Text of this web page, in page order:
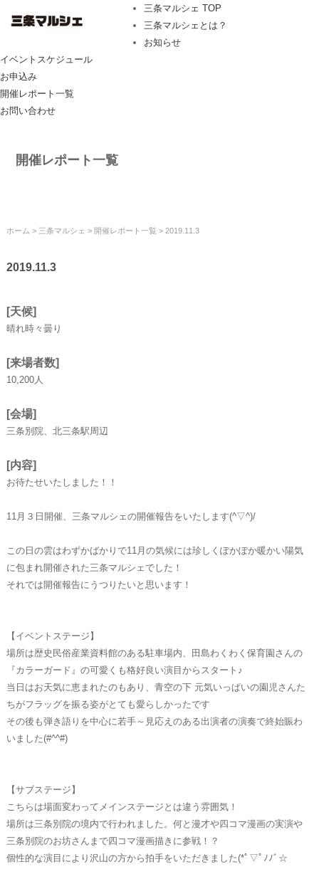
三条マルシェ TOP
三条マルシェとは？
お知らせ
イベントスケジュール
お申込み
開催レポート一覧
お問い合わせ
開催レポート一覧
ホーム > 三条マルシェ > 開催レポート一覧 > 2019.11.3
2019.11.3
[天候]
晴れ時々曇り
[来場者数]
10,200人
[会場]
三条別院、北三条駅周辺
[内容]
お待たせいたしました！！
11月３日開催、三条マルシェの開催報告をいたします(^▽^)/
この日の雲はわずかばかりで11月の気候には珍しくぽかぽか暖かい陽気
に包まれ開催された三条マルシェでした！
それでは開催報告にうつりたいと思います！
【イベントステージ】
場所は歴史民俗産業資料館のある駐車場内、田島わくわく保育園さんの
『カラーガード』の可愛くも格好良い演目からスタート♪
当日はお天気に恵まれたのもあり、青空の下 元気いっぱいの園児さんた
ちがフラッグを振る姿がとても愛らしかったです
その後も弾き語りを中心に若手～見応えのある出演者の演奏で終始賑わ
いました(#^^#)
【サブステージ】
こちらは場面変わってメインステージとは違う雰囲気！
場所は三条別院の境内で行われました。何と漫才や四コマ漫画の実演や
三条別院のお坊さんまで四コマ漫画描きに参戦！？
個性的な演目により沢山の方から拍手をいただきました(*ﾟ▽ﾟﾉﾉﾞ☆